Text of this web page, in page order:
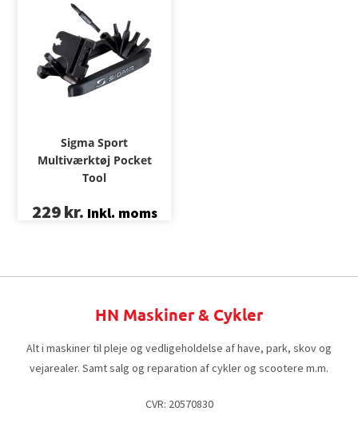
Sigma Sport
Multiværktøj Pocket
Tool
229kr. Inkl. moms
HN Maskiner & Cykler
Alt i maskiner til pleje og vedligeholdelse af have, park, skov og
vejarealer. Samt salg og reparation af cykler og scootere m.m.
CVR: 20570830